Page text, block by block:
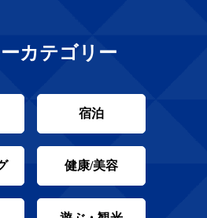
カテゴリー
宿泊
健康/美容